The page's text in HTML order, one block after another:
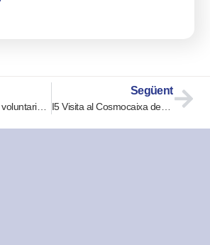
Col·laboració del voluntariat de 4t d’ESO a la Copa Solidària Rotary 2023
Següent
I5 Visita al Cosmocaixa de BCN